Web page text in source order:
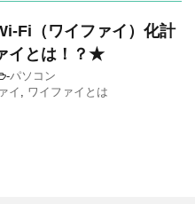
Fi（ワイファイ）化計
イとは！？★
-パソコン
イ ワイファイとは